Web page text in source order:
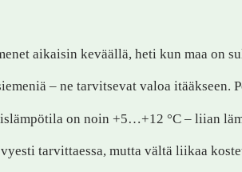
aikaisin keväällä, heti kun maa on
– ne tarvitsevat valoa itääkseen.
on noin +5…+12 °C – liian
tarvittaessa, mutta vältä liikaa